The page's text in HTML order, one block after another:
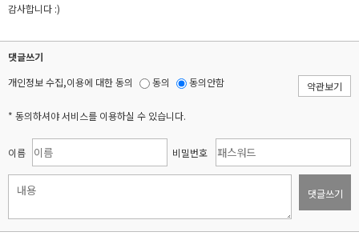
감사합니다 :)
댓글쓰기
개인정보 수집,이용에 대한 동의
동의 동의안함 약관보기
* 동의하셔야 서비스를 이용하실 수 있습니다.
이름 비밀번호
댓글쓰기